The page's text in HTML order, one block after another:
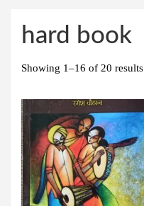
hard book
Showing 1–16 of 20 results